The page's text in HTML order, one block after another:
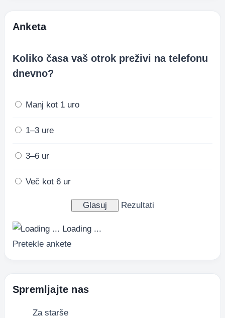
Anketa
Koliko časa vaš otrok preživi na telefonu
dnevno?
Manj kot 1 uro
1–3 ure
3–6 ur
Več kot 6 ur
Rezultati
Loading ...
Pretekle ankete
Spremljajte nas
Za starše